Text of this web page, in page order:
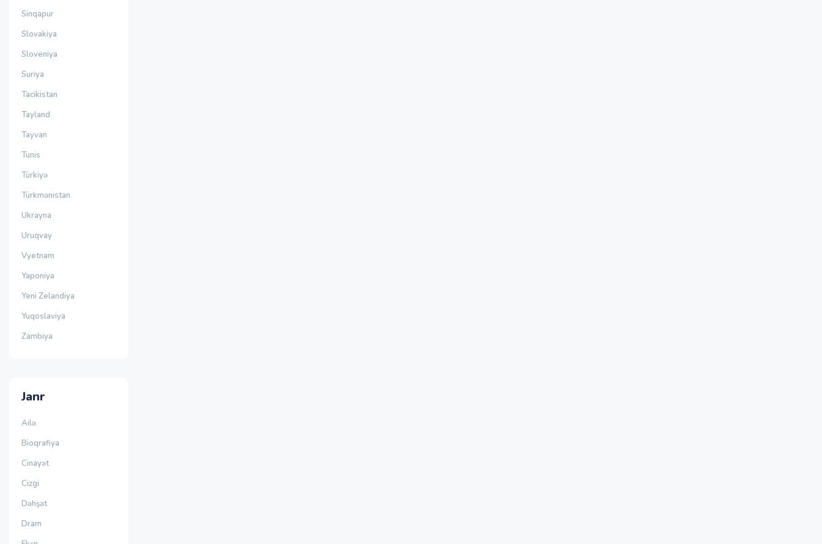
Sinqapur
Slovakiya
Sloveniya
Suriya
Tacikistan
Tayland
Tayvan
Tunis
Türkiyə
Türkmənistan
Ukrayna
Uruqvay
Vyetnam
Yaponiya
Yeni Zelandiya
Yuqoslaviya
Zambiya
Janr
Ailə
Bioqrafiya
Cinayət
Cizgi
Dəhşət
Dram